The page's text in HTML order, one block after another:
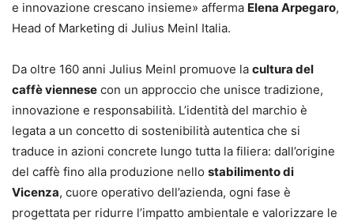
e innovazione crescano insieme» afferma Elena Arpegaro,
Head of Marketing di Julius Meinl Italia.
Da oltre 160 anni Julius Meinl promuove la cultura del
caffè viennese con un approccio che unisce tradizione,
innovazione e responsabilità. L’identità del marchio è
legata a un concetto di sostenibilità autentica che si
traduce in azioni concrete lungo tutta la filiera: dall’origine
del caffè fino alla produzione nello stabilimento di
Vicenza, cuore operativo dell’azienda, ogni fase è
progettata per ridurre l’impatto ambientale e valorizzare le